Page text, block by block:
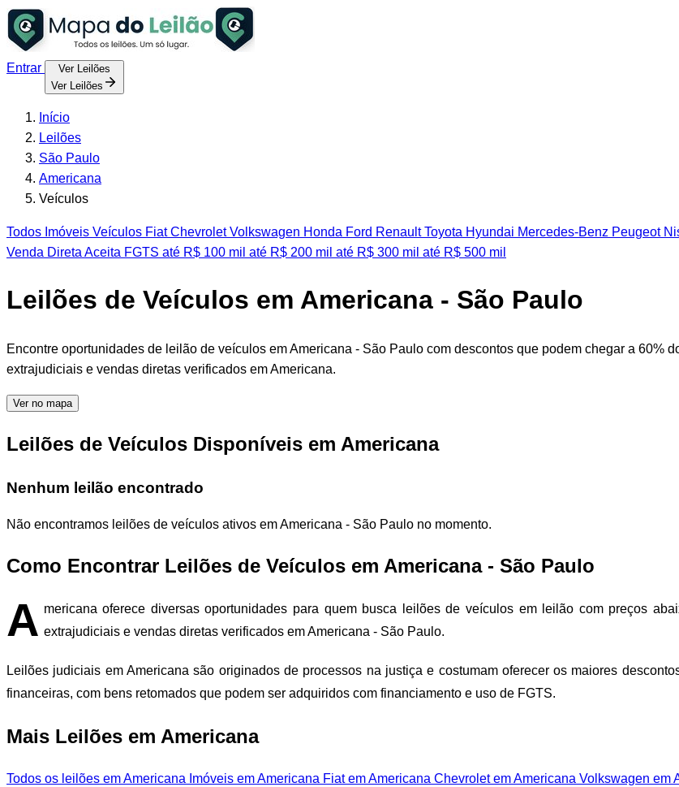
Entrar
Ver Leilões
Ver Leilões
Início
Leilões
São Paulo
Americana
Veículos
Todos Imóveis Veículos FiatChevroletVolkswagen Honda Ford RenaultToyota Hyundai Mercedes-Benz Peugeot
Venda Direta Aceita FGTS até R$ 100 mil até R$ 200 mil até R$ 300 mil até R$ 500 mil
Leilões de Veículos em Americana - São Paulo
Encontre oportunidades de leilão de veículos em Americana - São Paulo com descontos que podem chegar a 60%
extrajudiciais e vendas diretas verificados em Americana.
Ver no mapa
Leilões de Veículos Disponíveis em Americana
Nenhum leilão encontrado
Não encontramos leilões de veículos ativos em Americana - São Paulo no momento.
Como Encontrar Leilões de Veículos em Americana - São Paulo
A mericana oferece diversas oportunidades para quem busca leilões de veículos em leilão com preços
extrajudiciais e vendas diretas verificados em Americana - São Paulo.
Leilões judiciais em Americana são originados de processos na justiça e costumam oferecer os maiores
financeiras, com bens retomados que podem ser adquiridos com financiamento e uso de FGTS.
Mais Leilões em Americana
Todos os leilões em Americana Imóveis em Americana Fiat em Americana Chevrolet em Americana Volkswagen em